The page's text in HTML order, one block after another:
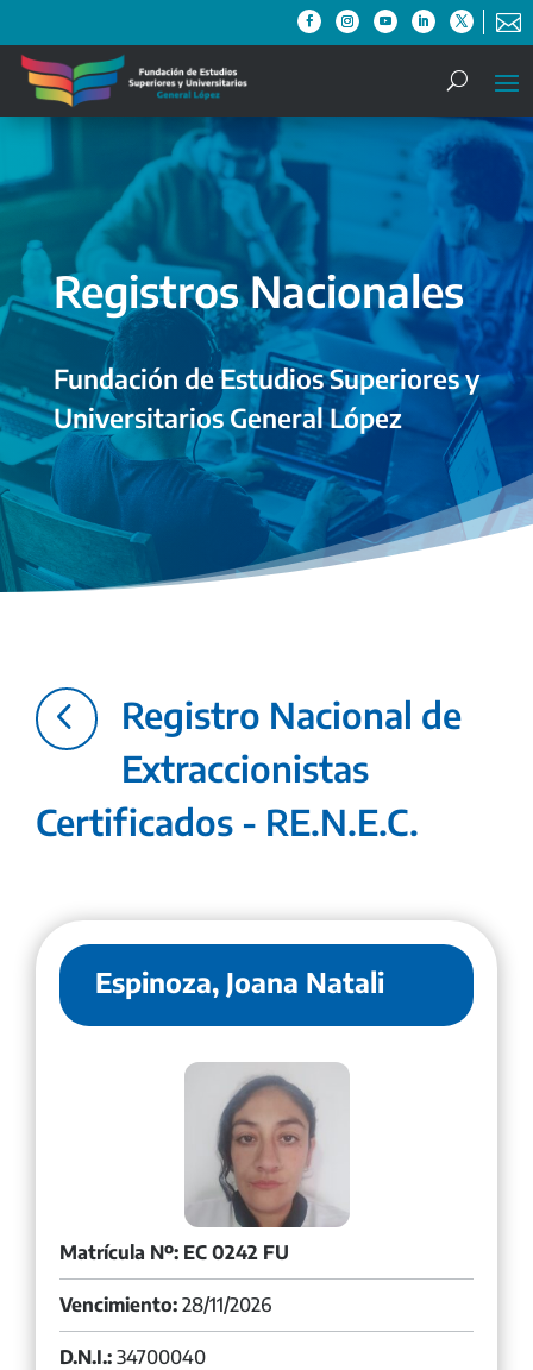

Registros Nacionales
Fundación de Estudios Superiores y
Universitarios General López
4
Registro Nacional de
Extraccionistas
Certificados - RE.N.E.C.
Espinoza, Joana Natali
Matrícula Nº: EC 0242 FU
Vencimiento: 28/11/2026
D.N.I.: 34700040